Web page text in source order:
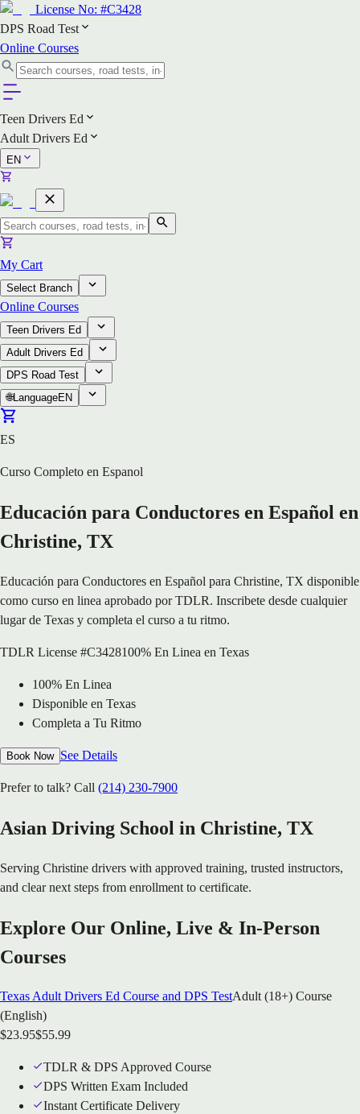
License No: #C3428
DPS Road Test
Online Courses
Teen Drivers Ed
Adult Drivers Ed
EN
My Cart
Select Branch
Online Courses
Teen Drivers Ed
Adult Drivers Ed
DPS Road Test
🌐LanguageEN
ES
Curso Completo en Espanol
Educación para Conductores en Español en
Christine, TX
Educación para Conductores en Español para Christine, TX disponible
como curso en linea aprobado por TDLR. Inscribete desde cualquier
lugar de Texas y completa el curso a tu ritmo.
TDLR License #C3428100% En Linea en Texas
100% En Linea
Disponible en Texas
Completa a Tu Ritmo
Book Now See Details
Prefer to talk? Call (214) 230-7900
Asian Driving School in Christine, TX
Serving Christine drivers with approved training, trusted instructors,
and clear next steps from enrollment to certificate.
Explore Our Online, Live & In-Person
Courses
Texas Adult Drivers Ed Course and DPS TestAdult (18+) Course
(English)
$23.95$55.99
TDLR & DPS Approved Course
DPS Written Exam Included
Instant Certificate Delivery